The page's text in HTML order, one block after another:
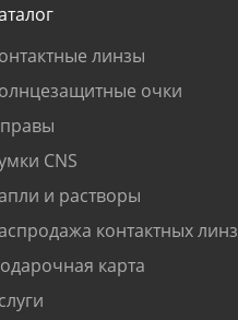
линзы
очки
CNS
и растворы
контактных линз
карта